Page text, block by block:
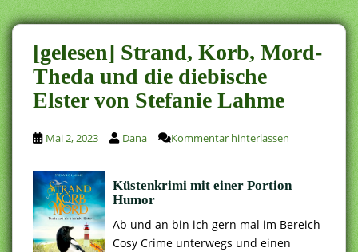
[gelesen] Strand, Korb, Mord-
Theda und die diebische
Elster von Stefanie Lahme
Mai 2, 2023 Dana Kommentar hinterlassen
Küstenkrimi mit einer Portion
Humor
Ab und an bin ich gern mal im Bereich
Cosy Crime unterwegs und einen